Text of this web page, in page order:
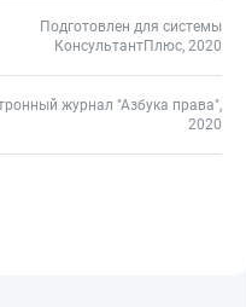
Подготовлен для системы
КонсультантПлюс, 2020
журнал "Азбука права",
2020